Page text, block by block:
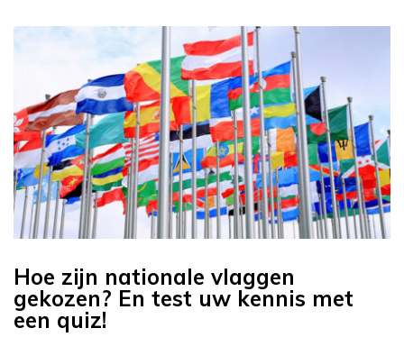
Hoe zijn nationale vlaggen
gekozen? En test uw kennis met
een quiz!